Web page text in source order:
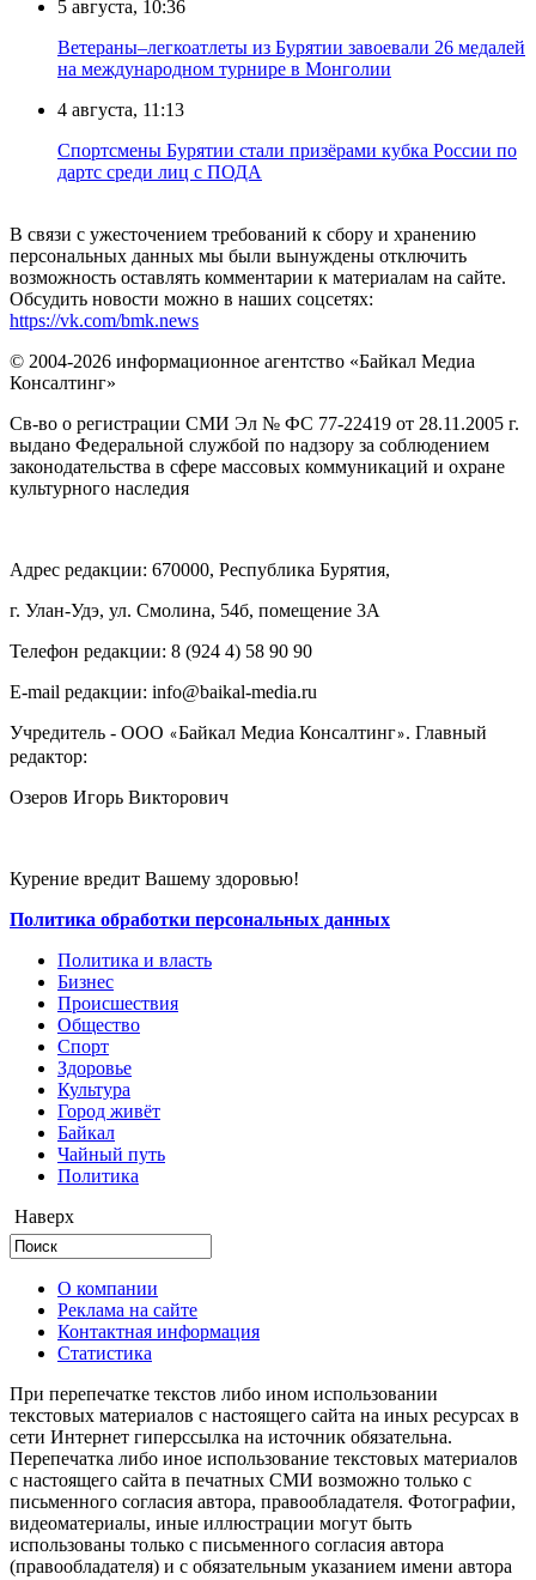
5 августа, 10:36
Ветераны–легкоатлеты из Бурятии завоевали 26 медалей
на международном турнире в Монголии
4 августа, 11:13
Спортсмены Бурятии стали призёрами кубка России по
дартс среди лиц с ПОДА
В связи с ужесточением требований к сбору и хранению
персональных данных мы были вынуждены отключить
возможность оставлять комментарии к материалам на сайте.
Обсудить новости можно в наших соцсетях:
https://vk.com/bmk.news
© 2004-2026 информационное агентство «Байкал Медиа
Консалтинг»
Св-во о регистрации СМИ Эл № ФС 77-22419 от 28.11.2005 г.
выдано Федеральной службой по надзору за соблюдением
законодательства в сфере массовых коммуникаций и охране
культурного наследия
Адрес редакции: 670000, Республика Бурятия,
г. Улан-Удэ, ул. Смолина, 54б, помещение 3А
Телефон редакции: ‎‎8 (924 4) 58 90 90
E-mail редакции: info@baikal-media.ru
Учредитель - ООО «Байкал Медиа Консалтинг». Главный
редактор:
Озеров Игорь Викторович
Курение вредит Вашему здоровью!
Политика обработки персональных данных
Политика и власть
Бизнес
Происшествия
Общество
Cпорт
Здоровье
Культура
Город живёт
Байкал
Чайный путь
Политика
Наверх
О компании
Реклама на сайте
Контактная информация
Статистика
При перепечатке текстов либо ином использовании
текстовых материалов с настоящего сайта на иных ресурсах в
сети Интернет гиперссылка на источник обязательна.
Перепечатка либо иное использование текстовых материалов
с настоящего сайта в печатных СМИ возможно только с
письменного согласия автора, правообладателя. Фотографии,
видеоматериалы, иные иллюстрации могут быть
использованы только с письменного согласия автора
(правообладателя) и с обязательным указанием имени автора